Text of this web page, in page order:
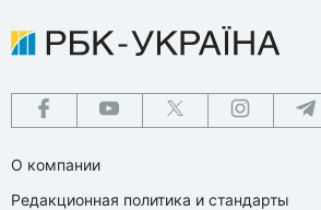
О компании
Редакционная политика и стандарты